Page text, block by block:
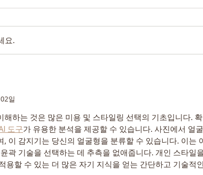
요.
일
해하는 것은 많은 미용 및 스타일링 선택의 기초입니다.
도구가 유용한 분석을 제공할 수 있습니다. 사진에서 얼
, 이 감지기는 당신의 얼굴형을 분류할 수 있습니다. 이는
곽 기술을 선택하는 데 추측을 없애줍니다. 개인 스타일
용할 수 있는 더 많은 자기 지식을 얻는 간단하고 기술적